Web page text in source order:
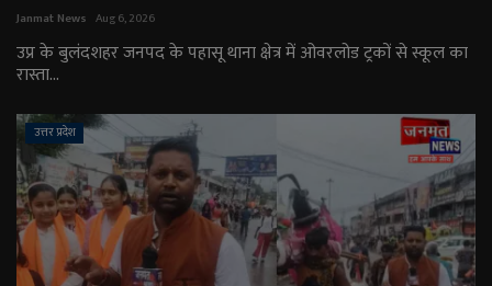
Janmat News Aug 6, 2026
उप्र के बुलंदशहर जनपद के पहासू थाना क्षेत्र में ओवरलोड ट्रकों से स्कूल का
रास्ता...
उत्तर प्रदेश